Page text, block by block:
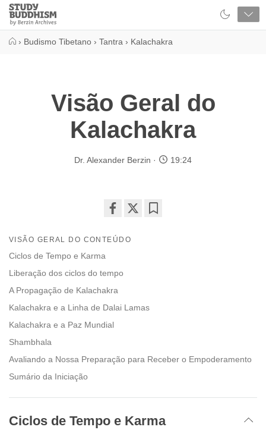
Close
Study
Buddhism
› Budismo Tibetano › Tantra › Kalachakra
Visão Geral do
Kalachakra
Dr. Alexander Berzin 19:24
on
VISÃO GERAL DO CONTEÚDO
Ciclos de Tempo e Karma
Liberação dos ciclos do tempo
A Propagação de Kalachakra
Kalachakra e a Linha de Dalai Lamas
Kalachakra e a Paz Mundial
Shambhala
Avaliando a Nossa Preparação para Receber o Empoderamento
Sumário da Iniciação
Ciclos de Tempo e Karma